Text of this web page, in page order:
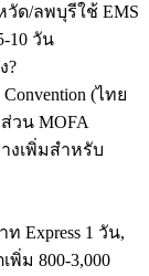
ด/ลพบุรีใช้ EMS
10 วัน
?
(ไทย
วน MOFA
งเพิ่มสำหรับ
Express 1 วัน,
พิ่ม 800-3,000